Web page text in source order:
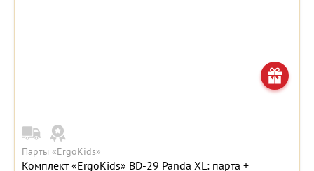
Парты «ErgoKids»
Комплект «ErgoKids» BD-29 Panda XL: парта +